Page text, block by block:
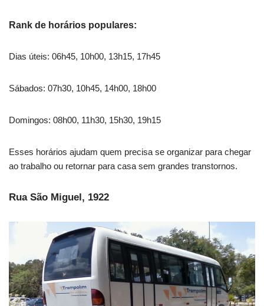
Rank de horários populares:
Dias úteis: 06h45, 10h00, 13h15, 17h45
Sábados: 07h30, 10h45, 14h00, 18h00
Domingos: 08h00, 11h30, 15h30, 19h15
Esses horários ajudam quem precisa se organizar para chegar
ao trabalho ou retornar para casa sem grandes transtornos.
Rua São Miguel, 1922